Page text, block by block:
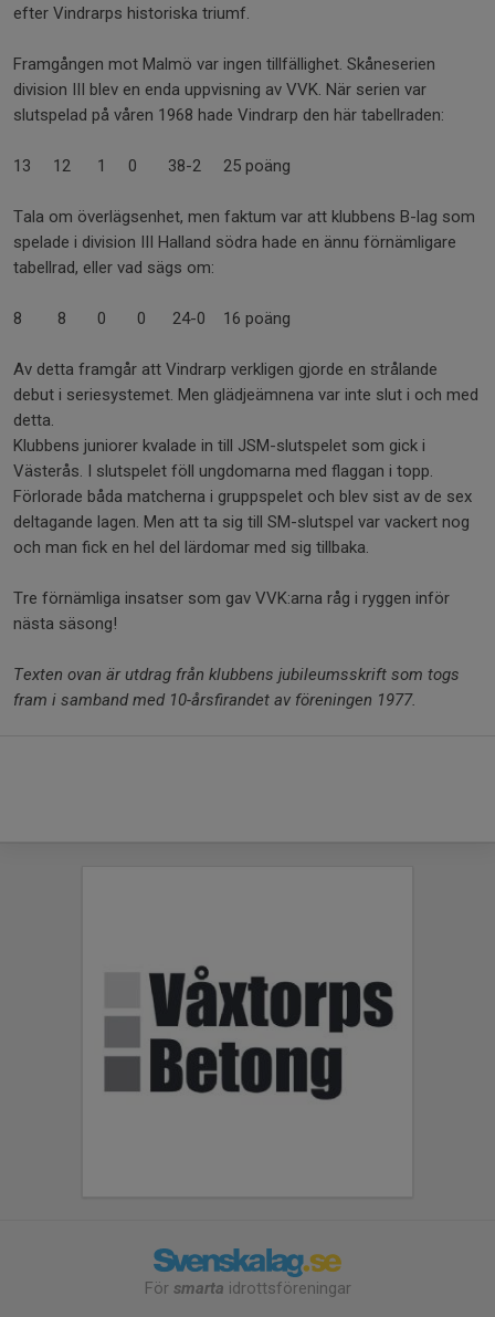
efter Vindrarps historiska triumf.
Framgången mot Malmö var ingen tillfällighet. Skåneserien
division III blev en enda uppvisning av VVK. När serien var
slutspelad på våren 1968 hade Vindrarp den här tabellraden:
13 12 1 0 38-2 25 poäng
Tala om överlägsenhet, men faktum var att klubbens B-lag som
spelade i division III Halland södra hade en ännu förnämligare
tabellrad, eller vad sägs om:
8 8 0 0 24-0 16 poäng
Av detta framgår att Vindrarp verkligen gjorde en strålande
debut i seriesystemet. Men glädjeämnena var inte slut i och med
detta.
Klubbens juniorer kvalade in till JSM-slutspelet som gick i
Västerås. I slutspelet föll ungdomarna med flaggan i topp.
Förlorade båda matcherna i gruppspelet och blev sist av de sex
deltagande lagen. Men att ta sig till SM-slutspel var vackert nog
och man fick en hel del lärdomar med sig tillbaka.
Tre förnämliga insatser som gav VVK:arna råg i ryggen inför
nästa säsong!
Texten ovan är utdrag från klubbens jubileumsskrift som togs
fram i samband med 10-årsfirandet av föreningen 1977.
För smarta idrottsföreningar